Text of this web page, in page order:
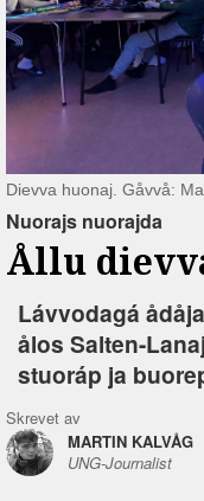
Dievva huonaj. Gåvvå:
Nuorajs nuorajda
Ållu
Lávvodagá
ålos Salten-
stuoráp ja
Skrevet av
MARTIN KALVÅG
UNG-Journalist